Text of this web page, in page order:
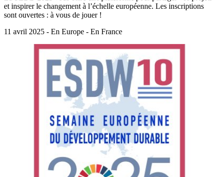
et inspirer le changement à l’échelle européenne. Les inscriptions
sont ouvertes : à vous de jouer !
11 avril 2025 - En Europe - En France